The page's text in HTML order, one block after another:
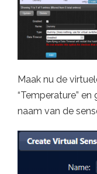
Maak nu de
“Temperature” en
naam van de